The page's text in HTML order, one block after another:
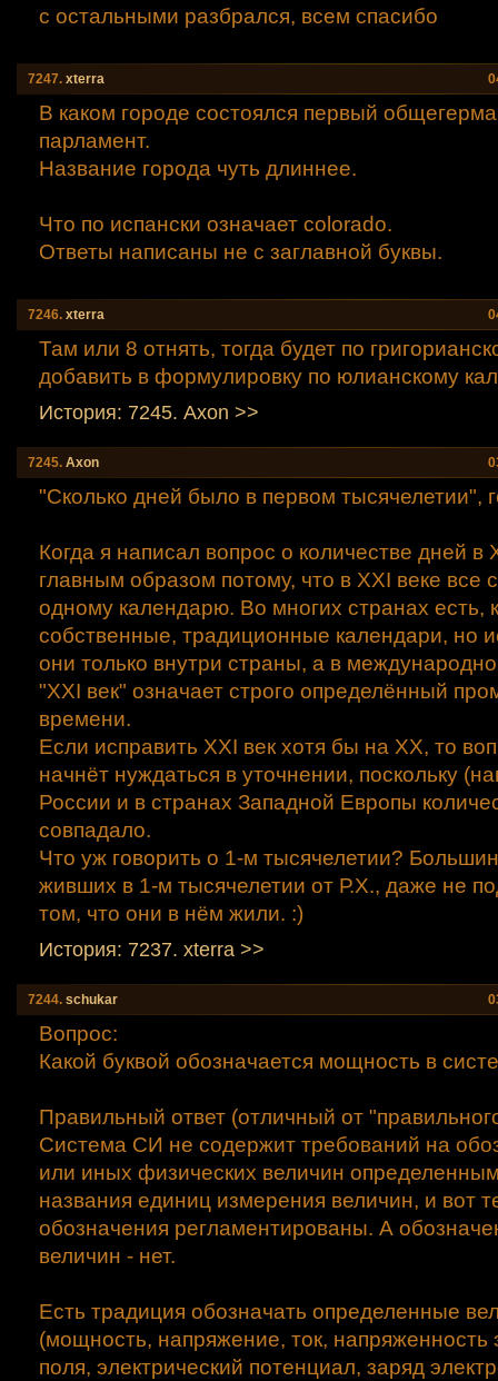
с остальными разбрался, всем спасибо
7247. xtеrra
В каком городе состоялся первый
парламент.
Название города чуть длиннее.
Что по испански означает colorado.
Ответы написаны не с заглавной буквы.
7246. xtеrra
Там или 8 отнять, тогда будет по
добавить в формулировку по юлианскому
История: 7245. Axon >>
7245. Axon
"Сколько дней было в первом тысячелетии",
Когда я написал вопрос о количестве дней в
главным образом потому, что в XXI веке все
одному календарю. Во многих странах есть,
собственные, традиционные календари, но
они только внутри страны, а в
"XXI век" означает строго определённый
времени.
Если исправить XXI век хотя бы на XX, то
начнёт нуждаться в уточнении, поскольку
России и в странах Западной Европы
совпадало.
Что уж говорить о 1-м тысячелетии?
живших в 1-м тысячелетии от Р.Х., даже не
том, что они в нём жили. :)
История: 7237. xtеrra >>
7244. schukar
Вопрос:
Какой буквой обозначается мощность в
Правильный ответ (отличный от
Система СИ не содержит требований на
или иных физических величин
названия единиц измерения величин, и вот
обозначения регламентированы. А
величин - нет.
Есть традиция обозначать определенные
(мощность, напряжение, ток, напряженность
поля, электрический потенциал, заряд